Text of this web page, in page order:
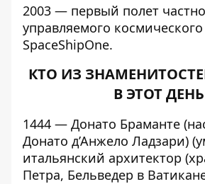
2003 — первый полет
управляемого
SpaceShipOne.
КТО ИЗ
В ЭТОТ ДЕНЬ
1444 — Донато Браманте
Донато д’Анжело Ладзари)
итальянский архитектор
Петра, Бельведер в